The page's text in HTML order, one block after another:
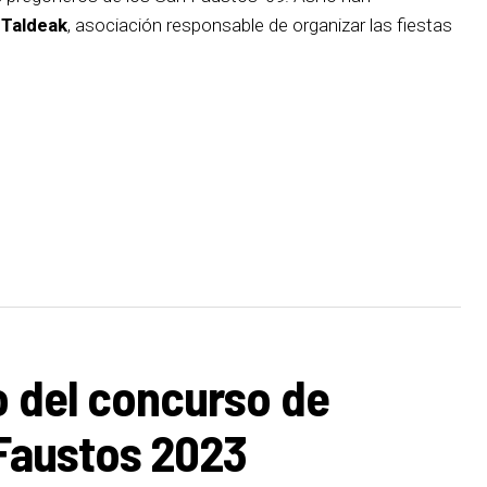
, asociación responsable de organizar las fiestas
del concurso de
2023